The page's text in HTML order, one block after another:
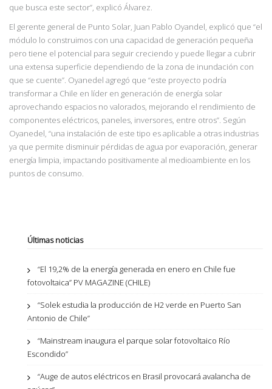
que busca este sector”, explicó Álvarez.
El gerente general de Punto Solar, Juan Pablo Oyandel, explicó que “el
módulo lo construimos con una capacidad de generación pequeña
pero tiene el potencial para seguir creciendo y puede llegar a cubrir
una extensa superficie dependiendo de la zona de inundación con
que se cuente”. Oyanedel agregó que “este proyecto podría
transformar a Chile en líder en generación de energía solar
aprovechando espacios no valorados, mejorando el rendimiento de
componentes eléctricos, paneles, inversores, entre otros”. Según
Oyanedel, “una instalación de este tipo es aplicable a otras industrias
ya que permite disminuir pérdidas de agua por evaporación, generar
energía limpia, impactando positivamente al medioambiente en los
puntos de consumo.
Últimas noticias
“El 19,2% de la energía generada en enero en Chile fue
fotovoltaica” PV MAGAZINE (CHILE)
“Solek estudia la producción de H2 verde en Puerto San
Antonio de Chile”
“Mainstream inaugura el parque solar fotovoltaico Río
Escondido”
“Auge de autos eléctricos en Brasil provocará avalancha de